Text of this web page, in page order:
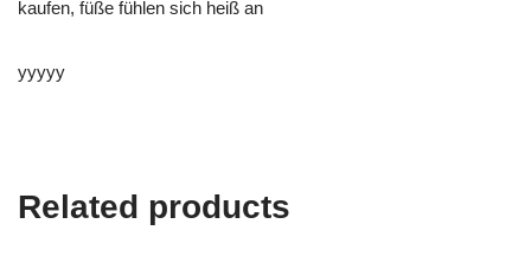
kaufen, füße fühlen sich heiß an
yyyyy
Related products